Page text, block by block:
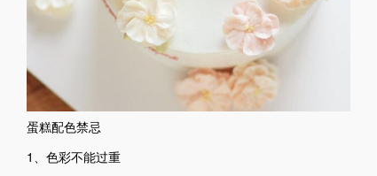
蛋糕配色禁忌
1、色彩不能过重